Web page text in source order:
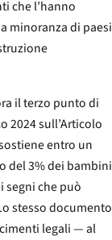
che l’hanno
minoranza di paesi
il terzo punto di
2024 sull’Articolo
entro un
del 3% dei bambini
segni che può
stesso documento
legali — al